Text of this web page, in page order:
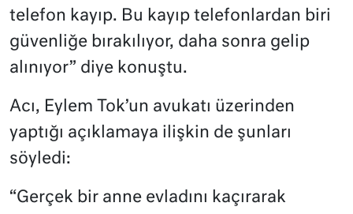
telefon kayıp. Bu kayıp telefonlardan biri
güvenliğe bırakılıyor, daha sonra gelip
alınıyor” diye konuştu.
Acı, Eylem Tok’un avukatı üzerinden
yaptığı açıklamaya ilişkin de şunları
söyledi:
“Gerçek bir anne evladını kaçırarak